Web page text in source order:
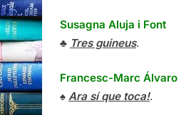
Susagna Aluja i Font
♣ Tres guineus.
Francesc-Marc Álvaro
♠ Ara sí que toca!.